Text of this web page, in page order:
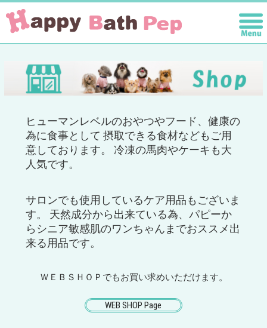
ヒューマンレベルのおやつやフード、健康の
為に食事として 摂取できる食材などもご用
意しております。 冷凍の馬肉やケーキも大
人気です。
サロンでも使用しているケア用品もございま
す。 天然成分から出来ている為、パピーか
らシニア敏感肌のワンちゃんまでおススメ出
来る用品です。
ＷＥＢＳＨＯＰでもお買い求めいただけます。
WEB SHOP Page